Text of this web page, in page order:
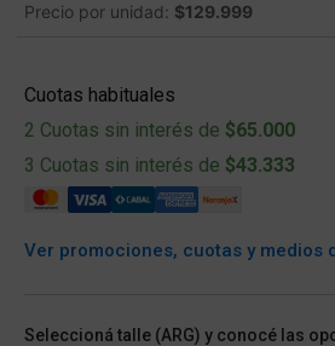
Precio por unidad: $129.999
Cuotas habituales
2 Cuotas sin interés de $65.000
3 Cuotas sin interés de $43.333
Ver promociones, cuotas y medios
Seleccioná talle (ARG) y conocé las